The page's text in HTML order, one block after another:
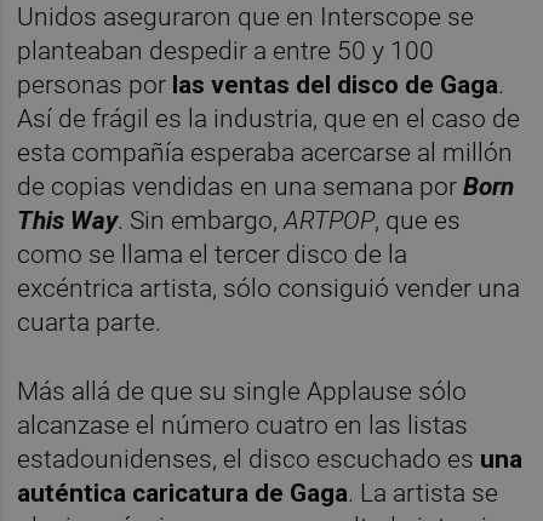
Unidos aseguraron que en Interscope se
planteaban despedir a entre 50 y 100
personas por las ventas del disco de Gaga.
Así de frágil es la industria, que en el caso de
esta compañía esperaba acercarse al millón
de copias vendidas en una semana porBorn
This Way. Sin embargo,ARTPOP, que es
como se llama el tercer disco de la
excéntrica artista, sólo consiguió vender una
cuarta parte.
Más allá de que su single Applause sólo
alcanzase el número cuatro en las listas
estadounidenses, el disco escuchado es una
auténtica caricatura de Gaga. La artista se